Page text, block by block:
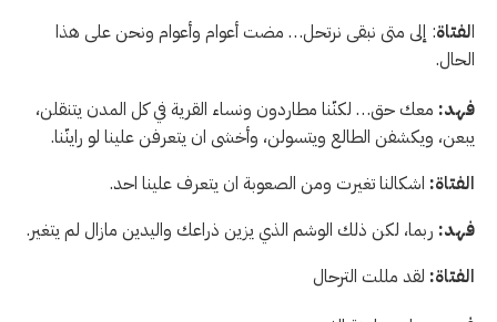
الفتاة: إلى متى نبقى نرتحل… مضت أعوام وأعوام ونحن على هذا
الحال.
فهد: معك حق… لكنّنا مطاردون ونساء القرية في كل المدن يتنقلن،
يبعن، ويكشفن الطالع ويتسولن، وأخشى ان يتعرفن علينا لو راينّنا.
الفتاة: اشكالنا تغيرت ومن الصعوبة ان يتعرف علينا احد.
فهد: ربما، لكن ذلك الوشم الذي يزين ذراعك واليدين مازال لم يتغير.
الفتاة: لقد مللت الترحال